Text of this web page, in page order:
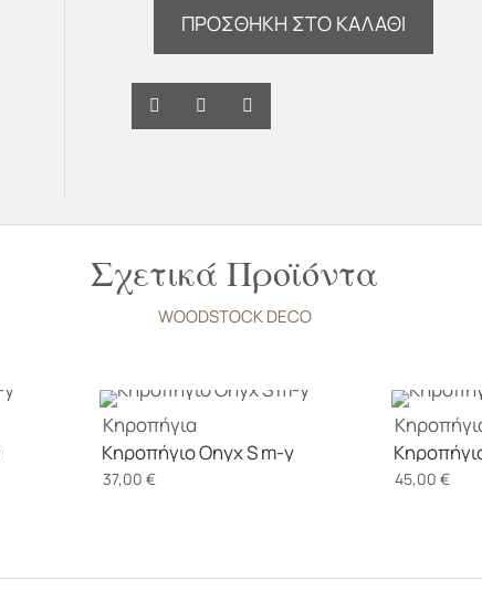
Κηροπήγιο
white
ποσότητα
ΠΡΟΣΘΉΚΗ ΣΤΟ ΚΑΛΆΘΙ
Σχετικά Προϊόντα
WOODSTOCK DECO
Κηροπήγια
Κηροπήγιο Onyx S m-y
37,00 € 45,00€